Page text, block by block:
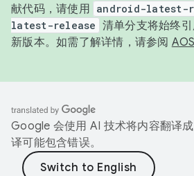
献代码，请使用 android-latest-
latest-release 清单分支将始终
新版本。如需了解详情，请参阅
Google 会使用 AI 技术将内容翻译
译可能包含错误。